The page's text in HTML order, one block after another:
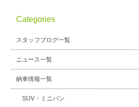
Categories
スタッフブログ一覧
ニュース一覧
納車情報一覧
SUV・ミニバン